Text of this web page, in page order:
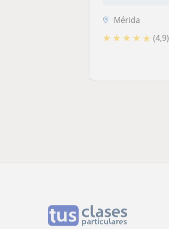
Mérida
★ ★ ★ ★ ★ (4,9)